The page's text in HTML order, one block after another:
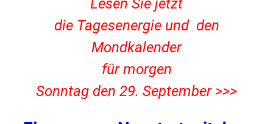
Lesen Sie jetzt
die Tagesenergie und den
Mondkalender
für morgen
Sonntag den 29. September >>>